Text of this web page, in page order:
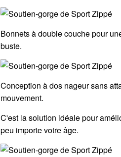
Bonnets à double couche pour
buste.
Conception à dos nageur sans
mouvement.
C'est la solution idéale pour
peu importe votre âge.